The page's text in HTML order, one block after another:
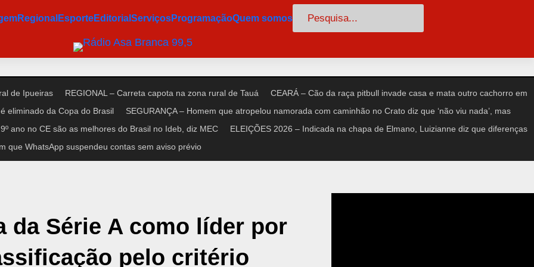
Regional EsporteEditorial ServiçosProgramaçãoQuem somos Pesquisar
de Ipueiras REGIONAL – Carreta capota na zona rural de Tauá
CEARÁ – Cão da raça pitbull invade casa e mata outro cachorro em
eliminado da Copa do Brasil
SEGURANÇA – Homem que atropelou namorada com caminhão no Crato diz que ‘não viu nada’, mas
ano no CE são as melhores do Brasil no Ideb, diz MEC
ELEIÇÕES 2026 – Indicada na chapa de Elmano, Luizianne diz que diferenças
que WhatsApp suspendeu contas sem aviso prévio
da Série A como líder por
pelo critério